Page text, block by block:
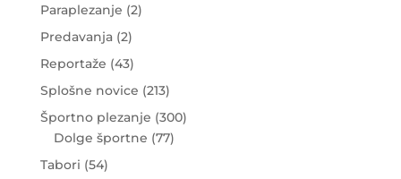
Paraplezanje (2)
Predavanja(2)
Reportaže (43)
Splošne novice (213)
Športno plezanje (300)
Dolge športne (77)
Tabori (54)